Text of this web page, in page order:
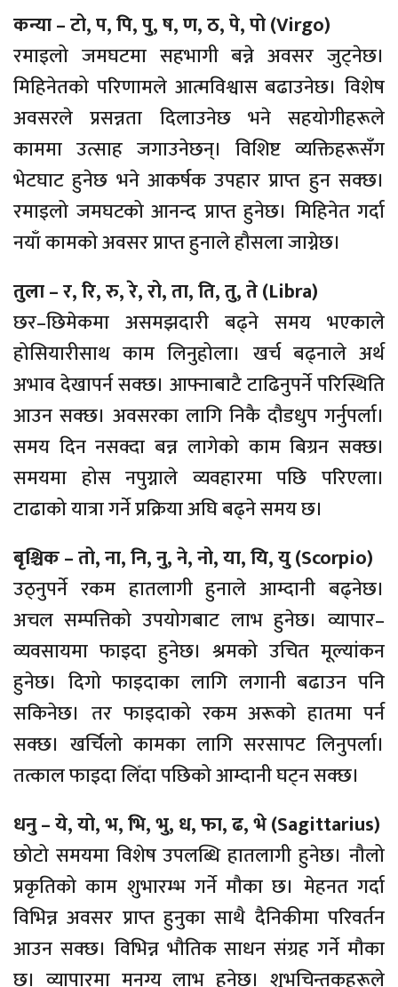
कन्या – टो, प, पि, पु, ष, ण, ठ, पे, पो (Virgo)
रमाइलो जमघटमा सहभागी बन्ने अवसर जुट्नेछ।
मिहिनेतको परिणामले आत्मविश्वास बढाउनेछ। विशेष
अवसरले प्रसन्नता दिलाउनेछ भने सहयोगीहरूले
काममा उत्साह जगाउनेछन्। विशिष्ट व्यक्तिहरूसँग
भेटघाट हुनेछ भने आकर्षक उपहार प्राप्त हुन सक्छ।
रमाइलो जमघटको आनन्द प्राप्त हुनेछ। मिहिनेत गर्दा
नयाँ कामको अवसर प्राप्त हुनाले हौसला जाग्नेछ।
तुला – र, रि, रु, रे, रो, ता, ति, तु, ते (Libra)
छर–छिमेकमा असमझदारी बढ्ने समय भएकाले
होसियारीसाथ काम लिनुहोला। खर्च बढ्नाले अर्थ
अभाव देखापर्न सक्छ। आफ्नाबाटै टाढिनुपर्ने परिस्थिति
आउन सक्छ। अवसरका लागि निकै दौडधुप गर्नुपर्ला।
समय दिन नसक्दा बन्न लागेको काम बिग्रन सक्छ।
समयमा होस नपुग्नाले व्यवहारमा पछि परिएला।
टाढाको यात्रा गर्ने प्रक्रिया अघि बढ्ने समय छ।
बृश्चिक – तो, ना, नि, नु, ने, नो, या, यि, यु (Scorpio)
उठ्नुपर्ने रकम हातलागी हुनाले आम्दानी बढ्नेछ।
अचल सम्पत्तिको उपयोगबाट लाभ हुनेछ। व्यापार–
व्यवसायमा फाइदा हुनेछ। श्रमको उचित मूल्यांकन
हुनेछ। दिगो फाइदाका लागि लगानी बढाउन पनि
सकिनेछ। तर फाइदाको रकम अरूकाे हातमा पर्न
सक्छ। खर्चिलो कामका लागि सरसापट लिनुपर्ला।
तत्काल फाइदा लिँदा पछिको आम्दानी घट्न सक्छ।
धनु – ये, यो, भ, भि, भु, ध, फा, ढ, भे (Sagittarius)
छोटो समयमा विशेष उपलब्धि हातलागी हुनेछ। नौलो
प्रकृतिको काम शुभारम्भ गर्ने मौका छ। मेहनत गर्दा
विभिन्न अवसर प्राप्त हुनुका साथै दैनिकीमा परिवर्तन
आउन सक्छ। विभिन्न भौतिक साधन संग्रह गर्ने मौका
छ। व्यापारमा मनग्य लाभ हुनेछ। शुभचिन्तकहरूले